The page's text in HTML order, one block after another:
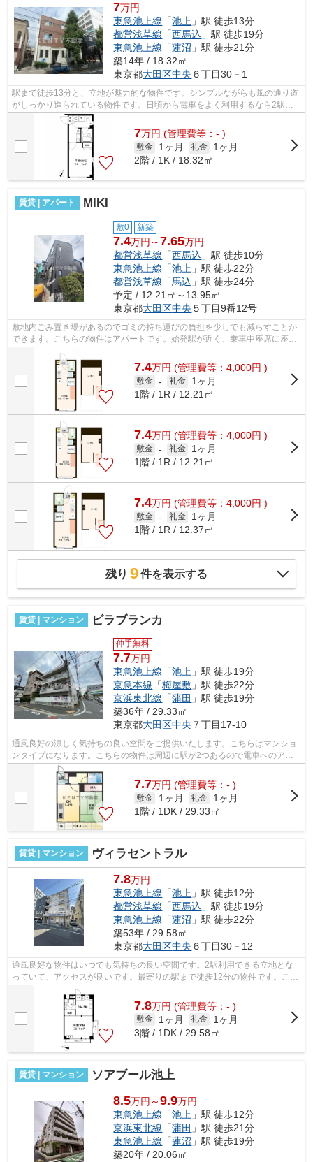
7万円
東急池上線 「池上 」駅 徒歩13分
都営浅草線 「西馬込 」駅 徒歩19分
東急池上線 「蓮沼 」駅 徒歩21分
築14年 / 18.32㎡
東京都大田区中央 ６丁目30－1
駅まで徒歩13分と、立地が魅力的な物件です。シンプルながらも風の通り道
がしっかり造られている物件です。日頃から電車をよく利用するなら2駅利
用可能な物件はいかがでしょうか。こち...
7万円 (管理費等：- )
敷金 1ヶ月 礼金
1ヶ月
2階 / 1K / 18.32㎡
賃貸 | アパート MIKI
敷0 新築
7.4万円～7.65万円
都営浅草線 「西馬込 」駅 徒歩10分
東急池上線 「池上 」駅 徒歩22分
都営浅草線 「馬込 」駅 徒歩24分
予定 / 12.21㎡～13.95㎡
東京都大田区中央 ５丁目9番12号
敷地内ごみ置き場があるのでゴミの持ち運びの負担を少しでも減らすことが
できます。こちらの物件はアパートです。始発駅が近く、乗車中座席に座り
やすいです。様々な場所へのアクセス...
7.4万円 (管理費等：4,000円 )
敷金 - 礼金
1ヶ月
1階 / 1R / 12.21㎡
7.4万円 (管理費等：4,000円 )
敷金 - 礼金
1ヶ月
1階 / 1R / 12.21㎡
7.4万円 (管理費等：4,000円 )
敷金 - 礼金
1ヶ月
1階 / 1R / 12.37㎡
残り 9件を表示する
賃貸 | マンション ビラブランカ
仲手無料
7.7万円
東急池上線 「池上 」駅 徒歩19分
京急本線 「梅屋敷 」駅 徒歩22分
京浜東北線 「蒲田 」駅 徒歩19分
築36年 / 29.33㎡
東京都大田区中央 ７丁目17-10
通風良好の涼しく気持ちの良い空間をご提供いたします。こちらはマンショ
ンタイプになります。こちらの物件は周辺に駅が2つあるので電車へのアク
セスが便利な物件です。こちらは初期費...
7.7万円 (管理費等：- )
敷金 1ヶ月 礼金
1ヶ月
1階 / 1DK / 29.33㎡
賃貸 | マンション ヴィラセントラル
7.8万円
東急池上線 「池上 」駅 徒歩12分
都営浅草線 「西馬込 」駅 徒歩19分
東急池上線 「蓮沼 」駅 徒歩22分
築53年 / 29.58㎡
東京都大田区中央 ６丁目30－12
通風良好な物件はいつでも気持ちの良い空間です。2駅利用できる立地とな
っていて、アクセスが良いです。最寄りの駅まで徒歩12分の物件です。こち
らの物件はマンションです。こちらは初...
7.8万円 (管理費等：- )
敷金 1ヶ月 礼金
1ヶ月
3階 / 1DK / 29.58㎡
賃貸 | マンション ソアブール池上
8.5万円～9.9万円
東急池上線 「池上 」駅 徒歩12分
京浜東北線 「蒲田 」駅 徒歩21分
東急池上線 「蓮沼 」駅 徒歩19分
築20年 / 20.06㎡